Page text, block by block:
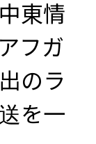
東情
フガ
のラ
を一